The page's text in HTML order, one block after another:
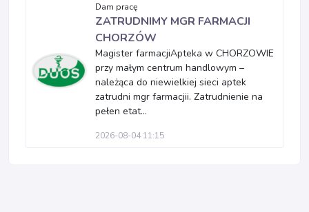
Dam pracę
ZATRUDNIMY MGR FARMACJI
CHORZÓW
Magister farmacjiApteka w CHORZOWIE
przy małym centrum handlowym –
należąca do niewielkiej sieci aptek
zatrudni mgr farmacjii. Zatrudnienie na
pełen etat...
2026-08-04 11:15